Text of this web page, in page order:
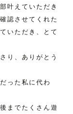
叶えていただき
認させてくれた
いただき、とて
り、ありがとう
った私に代わ
までたくさん遊